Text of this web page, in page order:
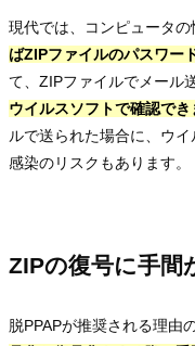
現代では、コンピュータの
ばZIPファイルのパスワー
て、ZIPファイルでメール
ウイルスソフトで確認でき
ルで送られた場合に、ウ
感染のリスクもあります。
ZIPの復号に手間
脱PPAPが推奨される理由